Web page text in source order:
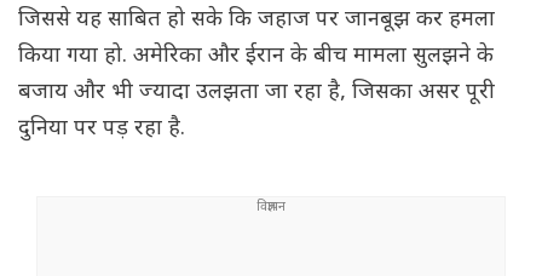
जिससे यह साबित हो सके कि जहाज पर जानबूझ कर हमला
किया गया हो. अमेरिका और ईरान के बीच मामला सुलझने के
बजाय और भी ज्यादा उलझता जा रहा है, जिसका असर पूरी
दुनिया पर पड़ रहा है.